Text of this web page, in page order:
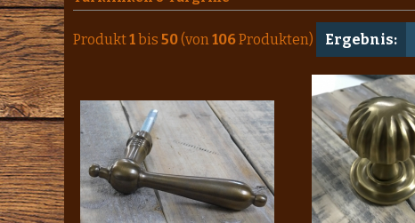
Produkt1bis 50(von106Produkten) Ergebnis: